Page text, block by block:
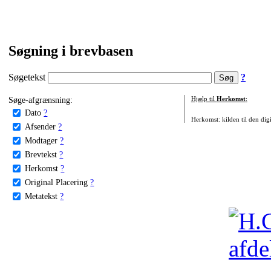
Søgning i brevbasen
Søgetekst ?
Søge-afgrænsning:
Dato ?
Afsender ?
Modtager ?
Brevtekst ?
Herkomst ?
Original Placering ?
Metatekst ?
Hjælp til Herkomst:
Herkomst: kilden til den